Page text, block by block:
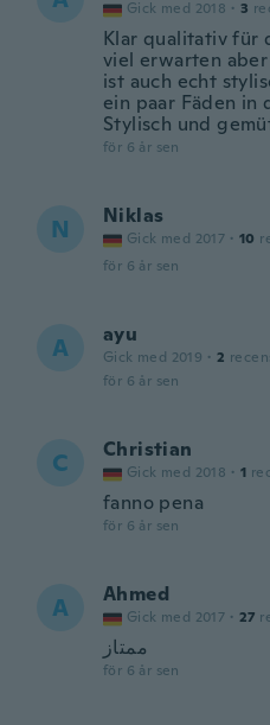
Gick med 2018 · 3
Klar qualitativ für
viel erwarten
ist auch echt
ein paar Fäden in
Stylisch und
för 6 år sen
N Niklas
Gick med 2017 · 10
för 6 år sen
A ayu
Gick med 2019 · 2
för 6 år sen
C Christian
Gick med 2018 · 1
fanno pena
för 6 år sen
A Ahmed
Gick med 2017 · 27
ممتاز
för 6 år sen